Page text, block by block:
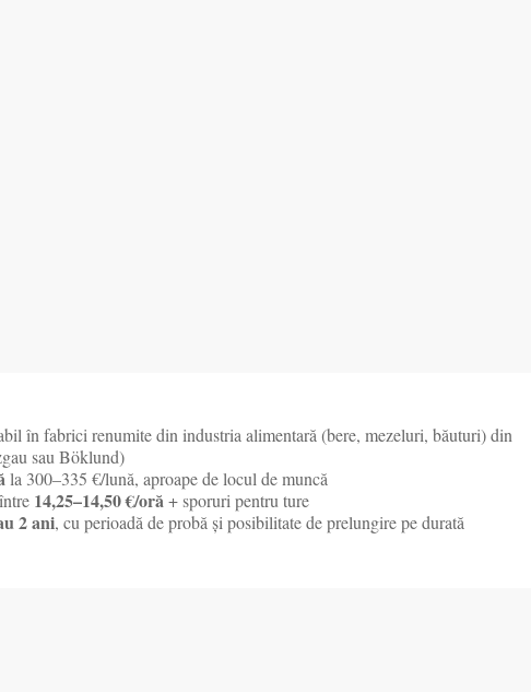
în fabrici renumite din industria alimentară (bere, mezeluri, băuturi) din
sau Böklund)
la 300–335 €/lună, aproape de locul de muncă
între 14,25–14,50 €/oră + sporuri pentru ture
2 ani, cu perioadă de probă și posibilitate de prelungire pe durată